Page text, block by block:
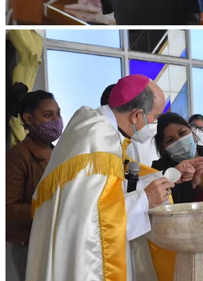
Tendrán
Realizan primer
Perseveremos
Benavides